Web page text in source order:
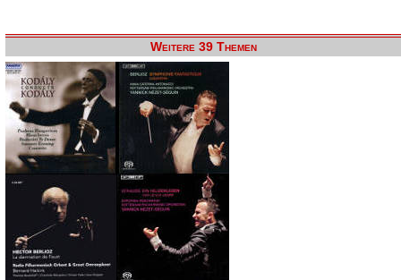
Weitere 39 Themen